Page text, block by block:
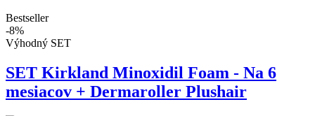
Bestseller
-8%
Výhodný SET
SET Kirkland Minoxidil Foam - Na 6
mesiacov + Dermaroller Plushair